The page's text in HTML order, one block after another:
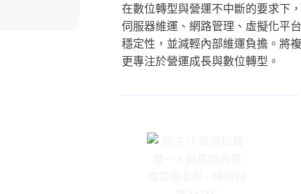
在數位轉型與營運不中斷的要求下
伺服器維運、網路管理、虛擬化平
穩定性，並減輕內部維運負擔。將
更專注於營運成長與數位轉型。